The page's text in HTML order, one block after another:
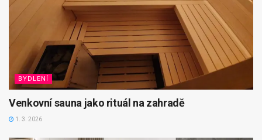
BYDLENÍ
Venkovní sauna jako rituál na zahradě
1. 3. 2026